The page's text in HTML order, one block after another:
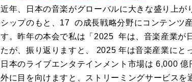
近年、日本の音楽がグローバルに大きな盛り上
シップのもと、17 の成長戦略分野にコンテンツ
す。昨年の本会で私は「2025 年は、音楽産業が
たが、振り返りますと、 2025 年は音楽産業にと
日本のライブエンタテインメント市場は 6,000
外に目を向けますと、ストリーミングサービス